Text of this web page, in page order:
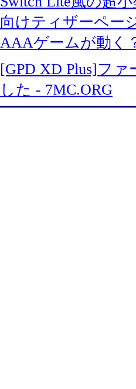
向けティザーペー
AAAゲームが動く
[GPD XD Plus]フ
した - 7MC.ORG